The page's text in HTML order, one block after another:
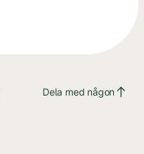
Dela med någon